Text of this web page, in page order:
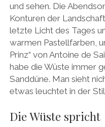
und sehen. Die
Konturen der
letzte Licht des Tages
warmen Pastellfarben,
Prinz“ von Antoine de
habe die Wüste immer
Sanddüne. Man sieht
etwas leuchtet in der
Die Wüste spricht